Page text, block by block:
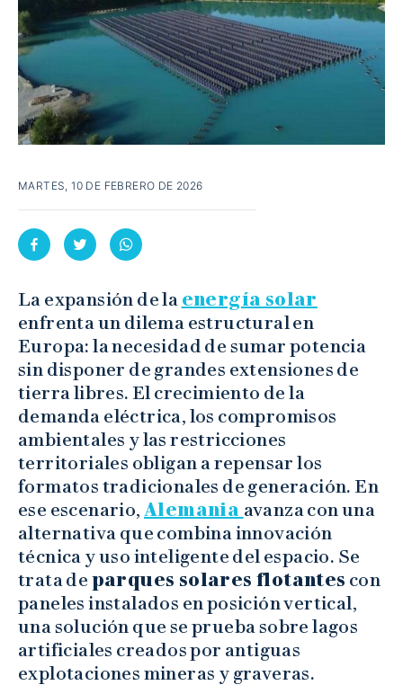
MARTES, 10 DE FEBRERO DE 2026
La expansión de la energía solar
enfrenta un dilema estructural en
Europa: la necesidad de sumar potencia
sin disponer de grandes extensiones de
tierra libres. El crecimiento de la
demanda eléctrica, los compromisos
ambientales y las restricciones
territoriales obligan a repensar los
formatos tradicionales de generación. En
ese escenario, Alemania avanza con una
alternativa que combina innovación
técnica y uso inteligente del espacio. Se
trata de parques solares flotantes con
paneles instalados en posición vertical,
una solución que se prueba sobre lagos
artificiales creados por antiguas
explotaciones mineras y graveras.